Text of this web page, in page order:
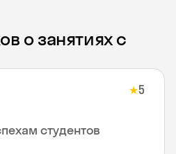
о занятиях с
★5
студентов